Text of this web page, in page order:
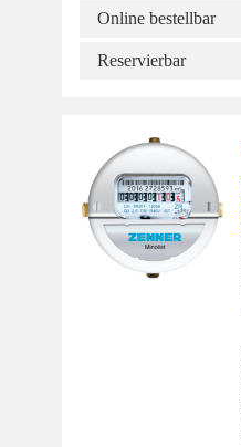
Online bestellbar
Reservierbar